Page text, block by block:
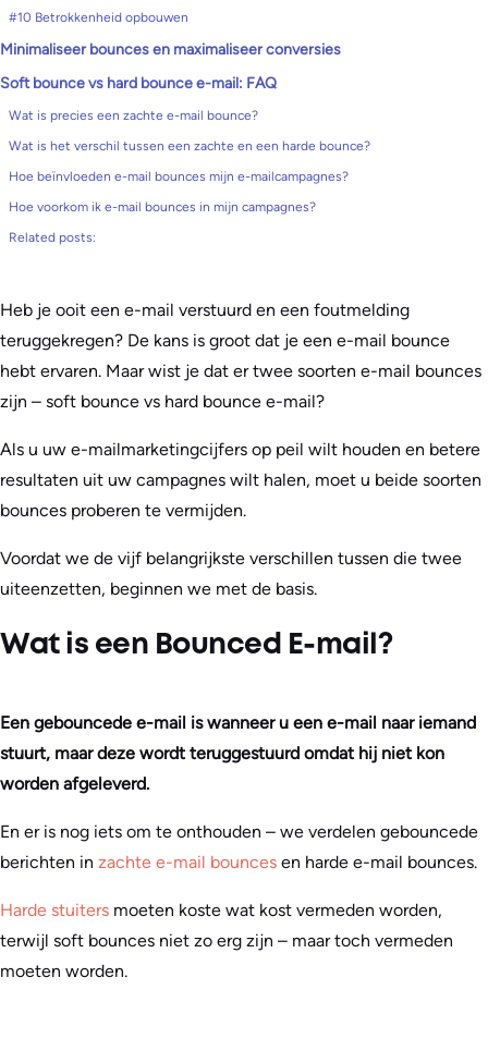
#10 Betrokkenheid opbouwen
Minimaliseer bounces en maximaliseer conversies
Soft bounce vs hard bounce e-mail: FAQ
Wat is precies een zachte e-mail bounce?
Wat is het verschil tussen een zachte en een harde bounce?
Hoe beïnvloeden e-mail bounces mijn e-mailcampagnes?
Hoe voorkom ik e-mail bounces in mijn campagnes?
Related posts:
Heb je ooit een e-mail verstuurd en een foutmelding
teruggekregen? De kans is groot dat je een e-mail bounce
hebt ervaren. Maar wist je dat er twee soorten e-mail bounces
zijn – soft bounce vs hard bounce e-mail?
Als u uw e-mailmarketingcijfers op peil wilt houden en betere
resultaten uit uw campagnes wilt halen, moet u beide soorten
bounces proberen te vermijden.
Voordat we de vijf belangrijkste verschillen tussen die twee
uiteenzetten, beginnen we met de basis.
Wat is een Bounced E-mail?
Een gebouncede e-mail is wanneer u een e-mail naar iemand
stuurt, maar deze wordt teruggestuurd omdat hij niet kon
worden afgeleverd.
En er is nog iets om te onthouden – we verdelen gebouncede
berichten in zachte e-mail bounces en harde e-mail bounces.
Harde stuiters moeten koste wat kost vermeden worden,
terwijl soft bounces niet zo erg zijn – maar toch vermeden
moeten worden.